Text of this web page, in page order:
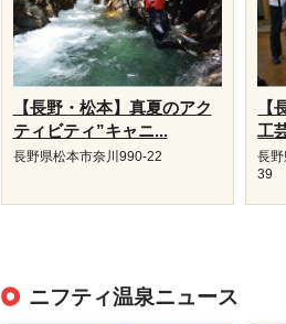
【長野・松本】真夏のアク
ティビティ”キャニ...
長野県松本市奈川990-22
【
工
長
39
ニフティ温泉ニュース